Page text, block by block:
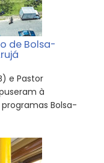
de Bolsa-
e Pastor
à
Bolsa-